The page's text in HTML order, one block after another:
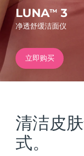
LUNATM 3
净透舒缓洁面仪
立即购买
清洁皮
式。
特别优惠
红光疗法
法国
德国
加拿大
奥地利
巴林